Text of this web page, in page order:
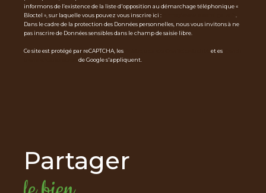
informons de l’existence de la liste d'opposition au démarchage téléphonique «
Bloctel », sur laquelle vous pouvez vous inscrire ici :
Dans le cadre de la protection des Données personnelles, nous vous invitons à ne
pas inscrire de Données sensibles dans le champ de saisie libre.
Ce site est protégé par reCAPTCHA, les et es
de Google s'appliquent.
partager